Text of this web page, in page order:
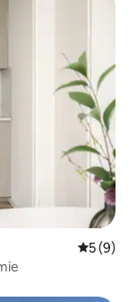
gosti”
5 (9)